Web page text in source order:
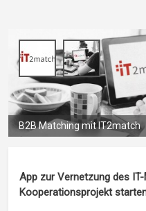
B2B Matching mit IT2match
App zur Vernetzung des
Kooperationsprojekt